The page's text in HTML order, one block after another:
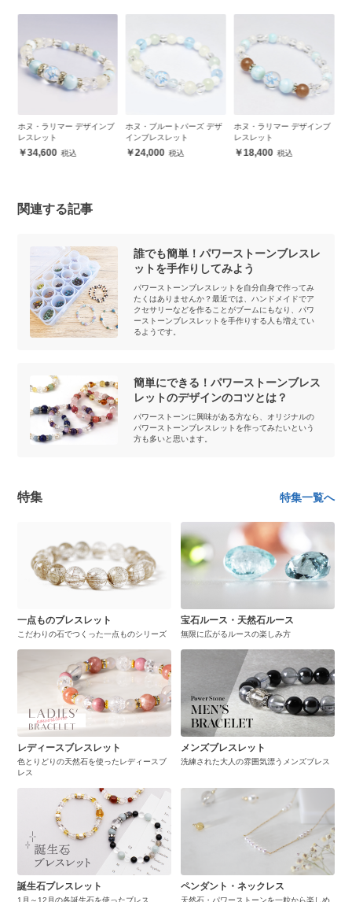
ホヌ・ラリマー デザインブ
レスレット
34,600
ホヌ・ブルートパーズ デザ
インブレスレット
24,000
ホヌ・ラリマー デザインブ
レスレット
18,400
関連する記事
誰でも簡単！パワーストーンブレスレ
ットを手作りしてみよう
パワーストーンブレスレットを自分自身で作ってみ
たくはありませんか？最近では、ハンドメイドでア
クセサリーなどを作ることがブームにもなり、パワ
ーストーンブレスレットを手作りする人も増えてい
るようです。
簡単にできる！パワーストーンブレス
レットのデザインのコツとは？
パワーストーンに興味がある方なら、オリジナルの
パワーストーンブレスレットを作ってみたいという
方も多いと思います。
特集 特集一覧へ
一点ものブレスレット
こだわりの石でつくった一点ものシリーズ
宝石ルース・天然石ルース
無限に広がるルースの楽しみ方
レディースブレスレット
色とりどりの天然石を使ったレディースブ
レス
メンズブレスレット
洗練された大人の雰囲気漂うメンズブレス
誕生石ブレスレット
1月～12月の各誕生石を使ったブレス
ペンダント・ネックレス
天然石・パワーストーンを一粒から楽しめ